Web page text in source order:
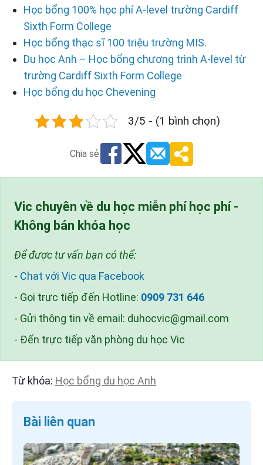
Học bổng 100% học phí A-level trường Cardiff
Sixth Form College
Học bổng thạc sĩ 100 triệu trường MIS.
Du học Anh – Học bổng chương trình A-level từ
trường Cardiff Sixth Form College
Học bổng du học Chevening
3/5 - (1 bình chọn)
Chia sẻ
Vic chuyên về du học miễn phí học phí -
Không bán khóa học
Để được tư vấn bạn có thể:
- Chat với Vic qua Facebook
- Gọi trực tiếp đến Hotline: 0909 731 646
- Gửi thông tin về email: duhocvic@gmail.com
- Đến trực tiếp văn phòng du học Vic
Từ khóa: Học bổng du học Anh
Bài liên quan